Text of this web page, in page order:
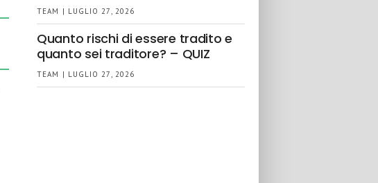
TEAM | LUGLIO 27, 2026
Quanto rischi di essere tradito e
quanto sei traditore? – QUIZ
TEAM | LUGLIO 27, 2026